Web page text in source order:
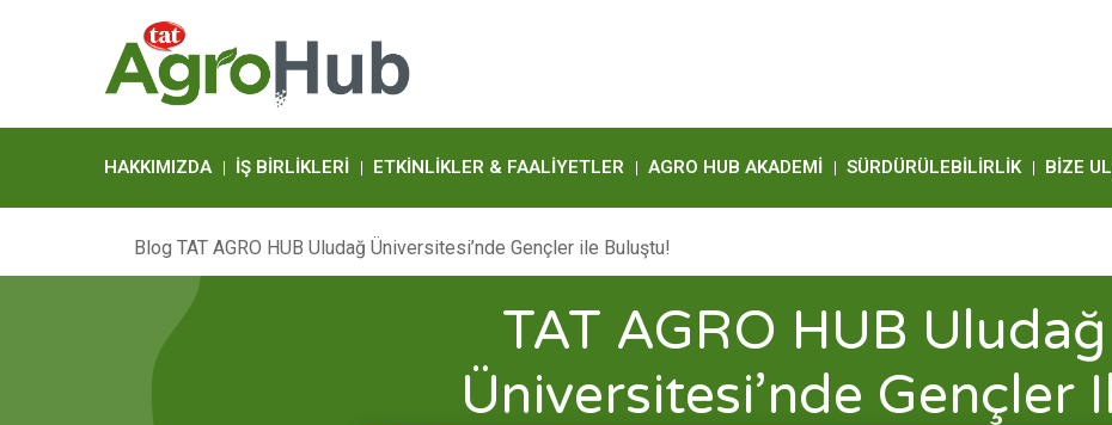
HAKKIMIZDA İŞ BIRLIKLERI ETKINLIKLER & FAALIYETLER AGRO HUB AKADEMI SÜRDÜRÜLEBILIRLIK BIZE
Blog TAT AGRO HUB Uludağ Üniversitesi’nde Gençler ile Buluştu!
TAT AGRO HUB Uludağ
Üniversitesi’nde Gençler